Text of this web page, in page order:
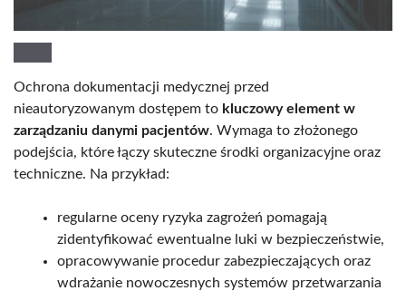
Ochrona dokumentacji medycznej przed
nieautoryzowanym dostępem to kluczowy element w
zarządzaniu danymi pacjentów. Wymaga to złożonego
podejścia, które łączy skuteczne środki organizacyjne oraz
techniczne. Na przykład:
regularne oceny ryzyka zagrożeń pomagają
zidentyfikować ewentualne luki w bezpieczeństwie,
opracowywanie procedur zabezpieczających oraz
wdrażanie nowoczesnych systemów przetwarzania